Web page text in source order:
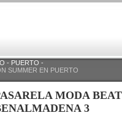
- PUERTO -
SUMMER EN PUERTO
MODA
3